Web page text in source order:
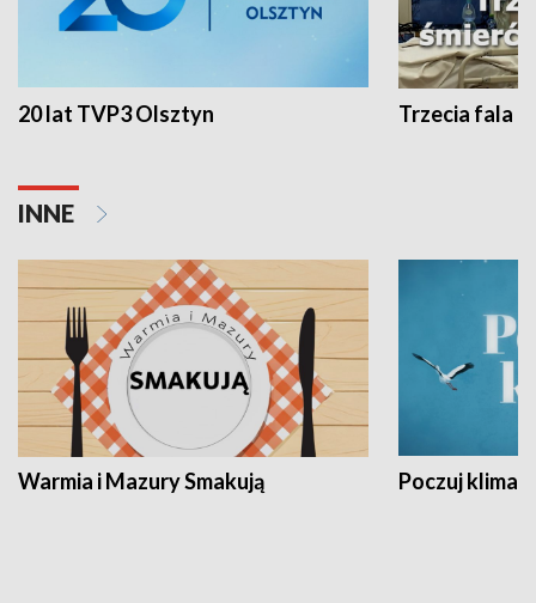
20 lat TVP3 Olsztyn Trzecia fala -
INNE
Warmia i Mazury Smakują Poczuj klimat